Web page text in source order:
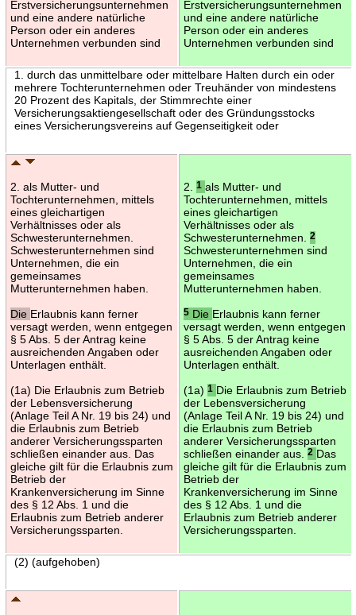
Erstversicherungsunternehmen
und eine andere natürliche
Person oder ein anderes
Unternehmen verbunden sind
Erstversicherungsunternehmen
und eine andere natürliche
Person oder ein anderes
Unternehmen verbunden sind
1. durch das unmittelbare oder mittelbare Halten durch ein oder
mehrere Tochterunternehmen oder Treuhänder von mindestens
20 Prozent des Kapitals, der Stimmrechte einer
Versicherungsaktiengesellschaft oder des Gründungsstocks
eines Versicherungsvereins auf Gegenseitigkeit oder
2. als Mutter- und
Tochterunternehmen, mittels
eines gleichartigen
Verhältnisses oder als
Schwesterunternehmen.
Schwesterunternehmen sind
Unternehmen, die ein
gemeinsames
Mutterunternehmen haben.
Die Erlaubnis kann ferner
versagt werden, wenn entgegen
§ 5 Abs. 5 der Antrag keine
ausreichenden Angaben oder
Unterlagen enthält.
(1a) Die Erlaubnis zum Betrieb
der Lebensversicherung
(Anlage Teil A Nr. 19 bis 24) und
die Erlaubnis zum Betrieb
anderer Versicherungssparten
schließen einander aus. Das
gleiche gilt für die Erlaubnis zum
Betrieb der
Krankenversicherung im Sinne
des § 12 Abs. 1 und die
Erlaubnis zum Betrieb anderer
Versicherungssparten.
2. 1 als Mutter- und
Tochterunternehmen, mittels
eines gleichartigen
Verhältnisses oder als
Schwesterunternehmen.
2
Schwesterunternehmen sind
Unternehmen, die ein
gemeinsames
Mutterunternehmen haben.
5Die Erlaubnis kann ferner
versagt werden, wenn entgegen
§ 5 Abs. 5 der Antrag keine
ausreichenden Angaben oder
Unterlagen enthält.
(1a) 1 Die Erlaubnis zum Betrieb
der Lebensversicherung
(Anlage Teil A Nr. 19 bis 24) und
die Erlaubnis zum Betrieb
anderer Versicherungssparten
schließen einander aus.
2 Das
gleiche gilt für die Erlaubnis zum
Betrieb der
Krankenversicherung im Sinne
des § 12 Abs. 1 und die
Erlaubnis zum Betrieb anderer
Versicherungssparten.
(2) (aufgehoben)